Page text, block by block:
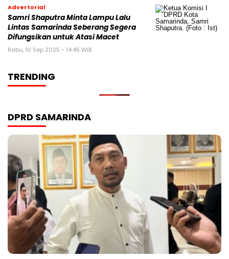
Advertorial
Samri Shaputra Minta Lampu Lalu
Lintas Samarinda Seberang Segera
Difungsikan untuk Atasi Macet
Rabu, 10 Sep 2025 - 14:45 WIB
TRENDING
DPRD SAMARINDA